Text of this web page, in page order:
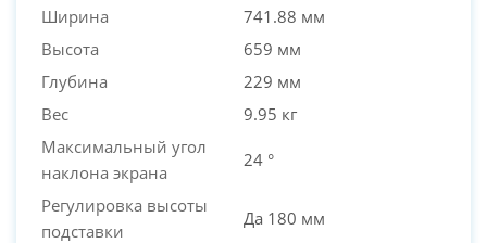
Ширина
741.88 мм
Высота
659 мм
Глубина
229 мм
Вес
9.95 кг
Максимальный угол
наклона экрана
24 °
Регулировка высоты
подставки
Да 180 мм